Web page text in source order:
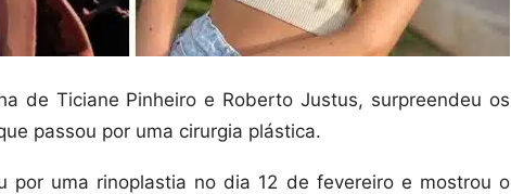
de Ticiane Pinheiro e Roberto Justus, surpreendeu os
passou por uma cirurgia plástica.
por uma rinoplastia no dia 12 de fevereiro e mostrou o